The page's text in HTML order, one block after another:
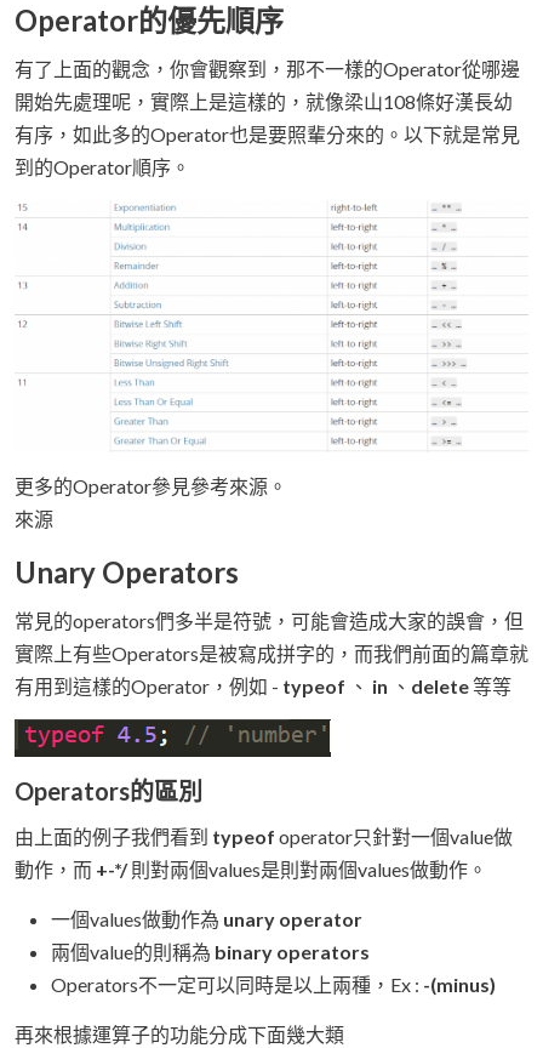
Operator的優先順序
有了上面的觀念，你會觀察到，那不一樣的Operator從哪邊
開始先處理呢，實際上是這樣的，就像梁山108條好漢長幼
有序，如此多的Operator也是要照輩分來的。以下就是常見
到的Operator順序。
更多的Operator參見參考來源。
來源
Unary Operators
常見的operators們多半是符號，可能會造成大家的誤會，但
實際上有些Operators是被寫成拼字的，而我們前面的篇章就
有用到這樣的Operator，例如 - typeof 、 in 、 delete等等
Operators的區別
由上面的例子我們看到 typeof operator只針對一個value做
動作，而 +-*/則對兩個values是則對兩個values做動作。
一個values做動作為 unary operator
兩個value的則稱為 binary operators
Operators不一定可以同時是以上兩種，Ex : -(minus)
再來根據運算子的功能分成下面幾大類